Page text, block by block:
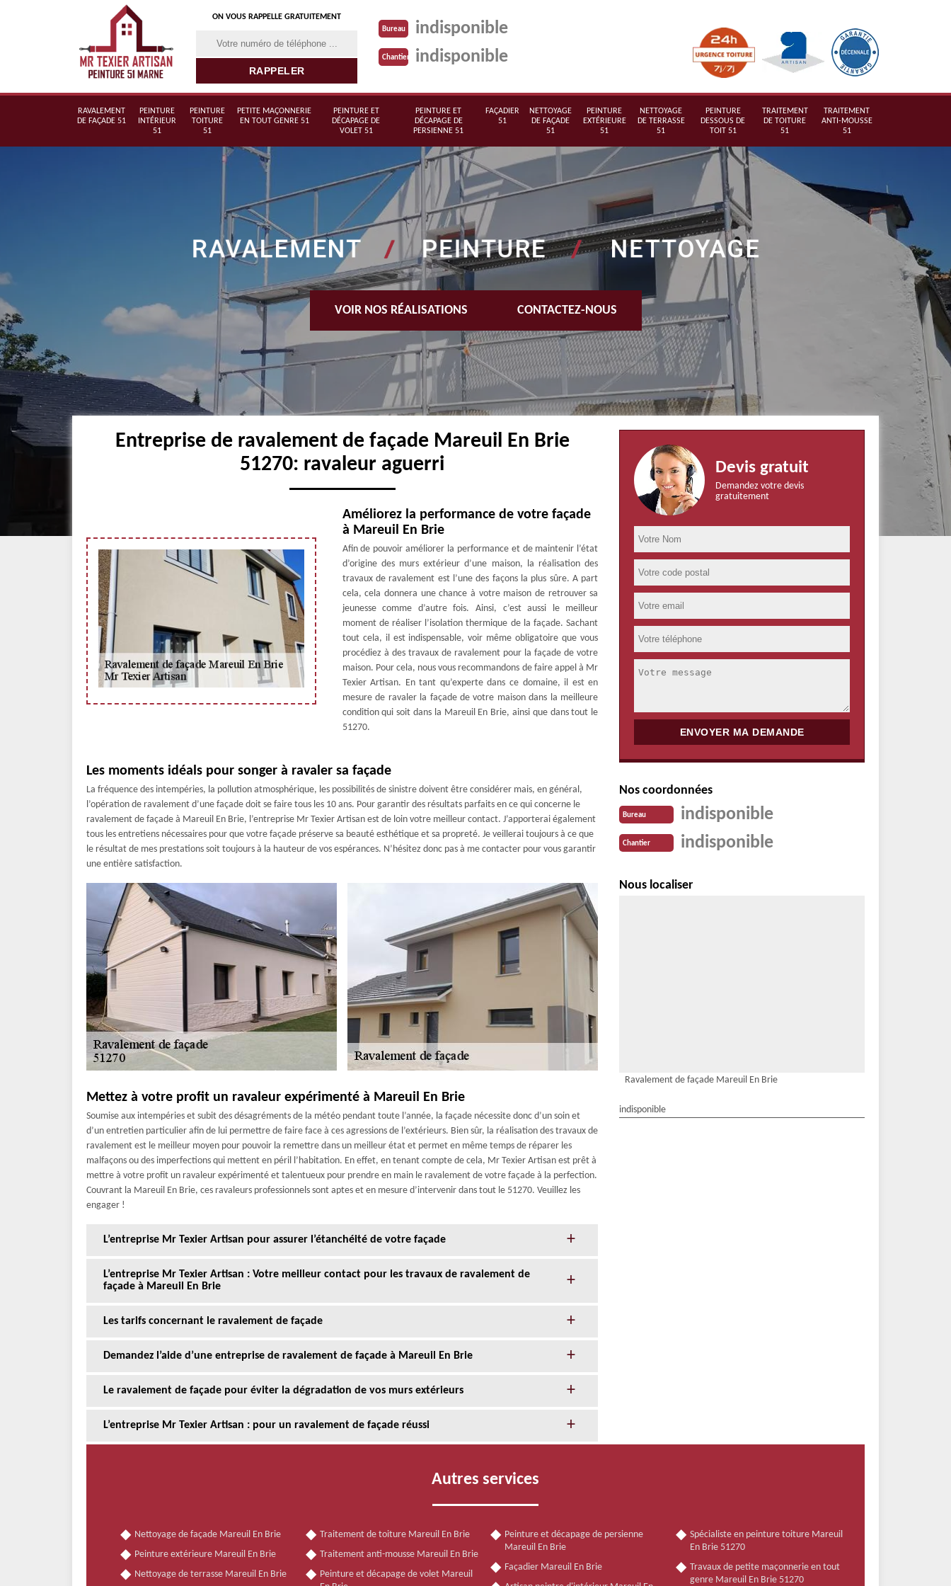
ON VOUS RAPPELLE GRATUITEMENT
Bureau indisponible
Chantier indisponible
RAVALEMENT
DE FAÇADE 51
PEINTURE
INTÉRIEUR
51
PEINTURE
TOITURE
51
PETITE MAÇONNERIE
EN TOUT GENRE 51
PEINTURE ET
DÉCAPAGE DE
VOLET 51
PEINTURE ET
DÉCAPAGE DE
PERSIENNE 51
FAÇADIER
51
NETTOYAGE
DE FAÇADE
51
PEINTURE
EXTÉRIEURE
51
NETTOYAGE
DE TERRASSE
51
PEINTURE
DESSOUS DE
TOIT 51
TRAITEMENT
DE TOITURE
51
TRAITEMENT
ANTI-MOUSSE
51
VOIR NOS RÉALISATIONS CONTACTEZ-NOUS
Entreprise de ravalement de façade Mareuil En Brie
51270: ravaleur aguerri
Améliorez la performance de votre façade
à Mareuil En Brie
Afin de pouvoir améliorer la performance et de maintenir l’état
d’origine des murs extérieur d’une maison, la réalisation des
travaux de ravalement est l’une des façons la plus sûre. A part
cela, cela donnera une chance à votre maison de retrouver sa
jeunesse comme d’autre fois. Ainsi, c’est aussi le meilleur
moment de réaliser l’isolation thermique de la façade. Sachant
tout cela, il est indispensable, voir même obligatoire que vous
procédiez à des travaux de ravalement pour la façade de votre
maison. Pour cela, nous vous recommandons de faire appel à Mr
Texier Artisan. En tant qu’experte dans ce domaine, il est en
mesure de ravaler la façade de votre maison dans la meilleure
condition qui soit dans la Mareuil En Brie, ainsi que dans tout le
51270.
Les moments idéals pour songer à ravaler sa façade
La fréquence des intempéries, la pollution atmosphérique, les possibilités de sinistre doivent être considérer mais, en général,
l’opération de ravalement d’une façade doit se faire tous les 10 ans. Pour garantir des résultats parfaits en ce qui concerne le
ravalement de façade à Mareuil En Brie, l’entreprise Mr Texier Artisan est de loin votre meilleur contact. J’apporterai également
tous les entretiens nécessaires pour que votre façade préserve sa beauté esthétique et sa propreté. Je veillerai toujours à ce que
le résultat de mes prestations soit toujours à la hauteur de vos espérances. N’hésitez donc pas à me contacter pour vous garantir
une entière satisfaction.
Mettez à votre profit un ravaleur expérimenté à Mareuil En Brie
Soumise aux intempéries et subit des désagréments de la météo pendant toute l’année, la façade nécessite donc d’un soin et
d’un entretien particulier afin de lui permettre de faire face à ces agressions de l’extérieurs. Bien sûr, la réalisation des travaux de
ravalement est le meilleur moyen pour pouvoir la remettre dans un meilleur état et permet en même temps de réparer les
malfaçons ou des imperfections qui mettent en péril l’habitation. En effet, en tenant compte de cela, Mr Texier Artisan est prêt à
mettre à votre profit un ravaleur expérimenté et talentueux pour prendre en main le ravalement de votre façade à la perfection.
Couvrant la Mareuil En Brie, ces ravaleurs professionnels sont aptes et en mesure d’intervenir dans tout le 51270. Veuillez les
engager !
L’entreprise Mr Texier Artisan pour assurer l’étanchéité de votre façade
L’entreprise Mr Texier Artisan : Votre meilleur contact pour les travaux de ravalement de
façade à Mareuil En Brie
Les tarifs concernant le ravalement de façade
Demandez l’aide d’une entreprise de ravalement de façade à Mareuil En Brie
Le ravalement de façade pour éviter la dégradation de vos murs extérieurs
L’entreprise Mr Texier Artisan : pour un ravalement de façade réussi
Devis gratuit
Demandez votre devis
gratuitement
Nos coordonnées
Bureau indisponible
Chantier indisponible
Nous localiser
Ravalement de façade Mareuil En Brie
indisponible
Autres services
Nettoyage de façade Mareuil En Brie
Peinture extérieure Mareuil En Brie
Nettoyage de terrasse Mareuil En Brie
Traitement de toiture Mareuil En Brie
Traitement anti-mousse Mareuil En Brie
Peinture et décapage de volet Mareuil
Peinture et décapage de persienne
Mareuil En Brie
Façadier Mareuil En Brie
Spécialiste en peinture toiture Mareuil
En Brie 51270
Travaux de petite maçonnerie en tout
genre Mareuil En Brie 51270